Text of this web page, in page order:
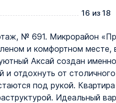
16 из 18
№ 691. Микрорайон
и комфортном
Аксай создан
и отдохнуть от
под рукой.
Идеальный